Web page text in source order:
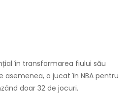
în transformarea fiului său
a jucat în NBA pentru
doar 32 de jocuri.